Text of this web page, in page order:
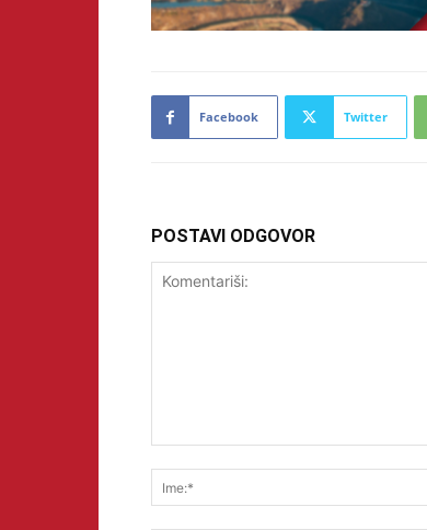
Facebook Twitter
POSTAVI ODGOVOR